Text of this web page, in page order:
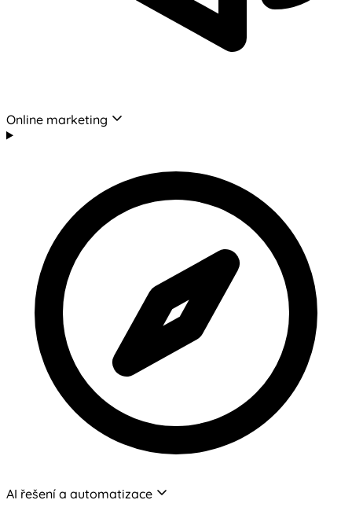
Online marketing
AI řešení a automatizace